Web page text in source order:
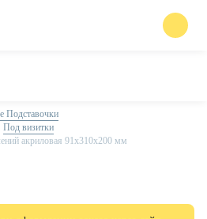
Подставочки
Под визитки
акриловая 91х310х200 мм